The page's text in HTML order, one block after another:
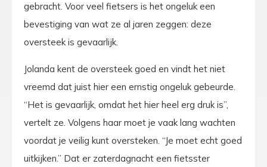
gebracht. Voor veel fietsers is het ongeluk een
bevestiging van wat ze al jaren zeggen: deze
oversteek is gevaarlijk.
Jolanda kent de oversteek goed en vindt het niet
vreemd dat juist hier een ernstig ongeluk gebeurde.
“Het is gevaarlijk, omdat het hier heel erg druk is”,
vertelt ze. Volgens haar moet je vaak lang wachten
voordat je veilig kunt oversteken. “Je moet echt goed
uitkijken.” Dat er zaterdagnacht een fietsster